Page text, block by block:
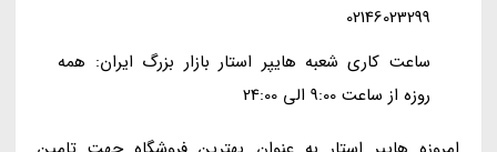
02146023299
ساعت کاری شعبه هایپر استار بازار بزرگ ایران: همه
روزه از ساعت 9:00 الی 24:00